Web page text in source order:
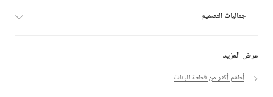
عرض المزيد
أطقم أكثر من قطعة للبنات
جماليات التصميم